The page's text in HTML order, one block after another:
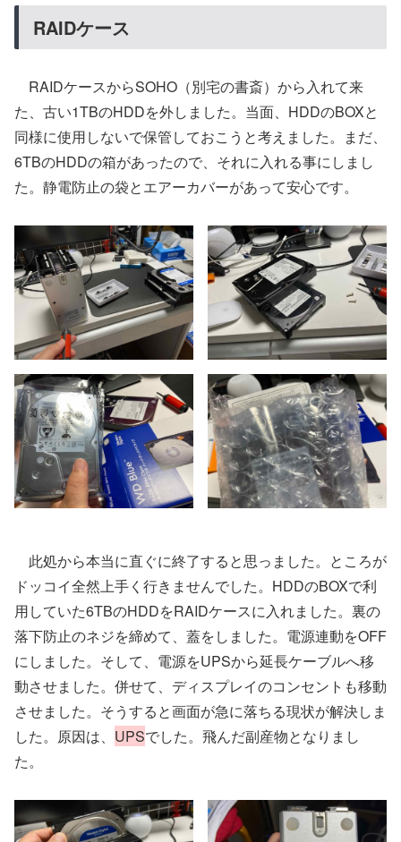
RAIDケース
RAIDケースからSOHO（別宅の書斎）から入れて来
た、古い1TBのHDDを外しました。当面、HDDのBOXと
同様に使用しないで保管しておこうと考えました。まだ、
6TBのHDDの箱があったので、それに入れる事にしまし
た。静電防止の袋とエアーカバーがあって安心です。
此処から本当に直ぐに終了すると思っました。ところが
ドッコイ全然上手く行きませんでした。HDDのBOXで利
用していた6TBのHDDをRAIDケースに入れました。裏の
落下防止のネジを締めて、蓋をしました。電源連動をOFF
にしました。そして、電源をUPSから延長ケーブルへ移
動させました。併せて、ディスプレイのコンセントも移動
させました。そうすると画面が急に落ちる現状が解決しま
した。原因は、 UPSでした。飛んだ副産物となりまし
た。